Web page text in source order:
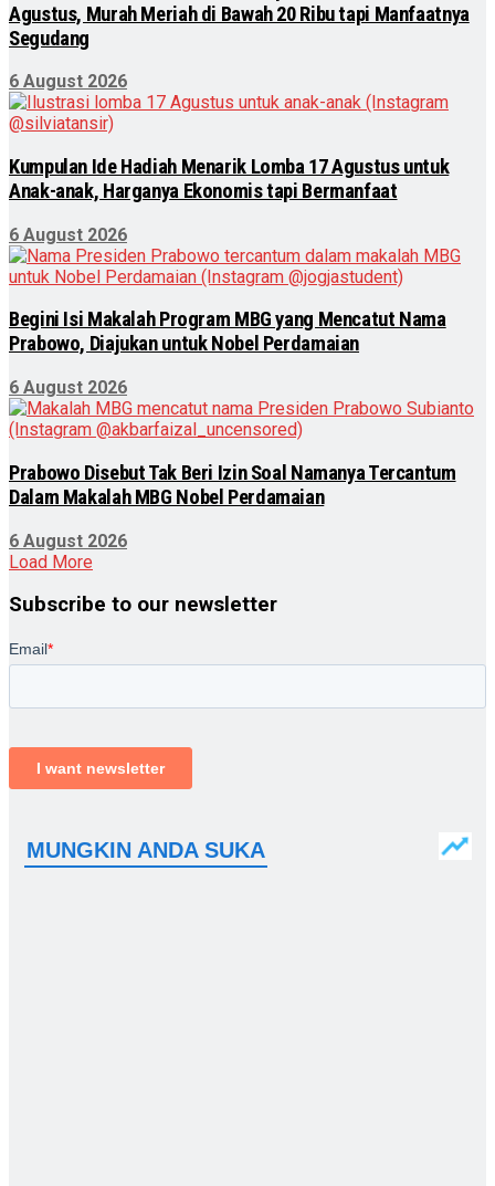
Agustus, Murah Meriah di Bawah 20 Ribu tapi Manfaatnya
Segudang
6 August 2026
Kumpulan Ide Hadiah Menarik Lomba 17 Agustus untuk
Anak-anak, Harganya Ekonomis tapi Bermanfaat
6 August 2026
Begini Isi Makalah Program MBG yang Mencatut Nama
Prabowo, Diajukan untuk Nobel Perdamaian
6 August 2026
Prabowo Disebut Tak Beri Izin Soal Namanya Tercantum
Dalam Makalah MBG Nobel Perdamaian
6 August 2026
Load More
Subscribe to our newsletter